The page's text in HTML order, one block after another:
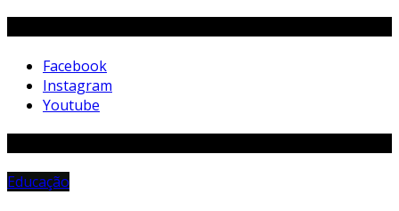
Facebook
Instagram
Youtube
Educação